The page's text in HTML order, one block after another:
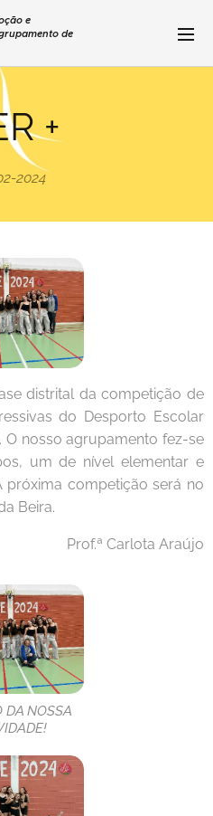
e
de
+
2024
distrital da competição de
do Desporto Escolar
O nosso agrupamento fez-se
um de nível elementar e
competição será no
Beira.
Prof.ª Carlota Araújo
DA NOSSA